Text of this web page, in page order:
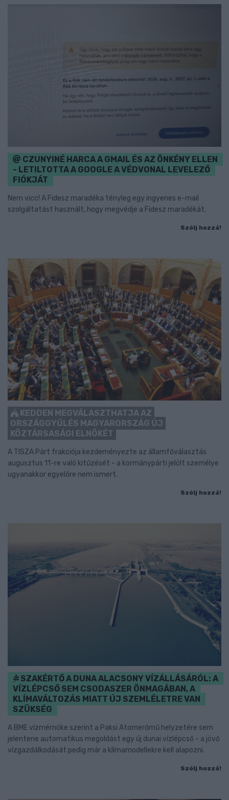
CZUNYINÉ HARCA A GMAIL ÉS AZ ÖNKÉNY ELLEN
- LETILTOTTA A GOOGLE A VÉDVONAL LEVELEZŐ
FIÓKJÁT
Nem vicc! A Fidesz maradéka tényleg egy ingyenes e-mail
szolgáltatást használt, hogy megvédje a Fidesz maradékát.
Szólj hozzá!
KEDDEN MEGVÁLASZTHATJA AZ
ORSZÁGGYŰLÉS MAGYARORSZÁG ÚJ
KÖZTÁRSASÁGI ELNÖKÉT
A TISZA Párt frakciója kezdeményezte az államfőválasztás
augusztus 11-re való kitűzését - a kormánypárti jelölt személye
ugyanakkor egyelőre nem ismert.
Szólj hozzá!
SZAKÉRTŐ A DUNA ALACSONY VÍZÁLLÁSÁRÓL: A
VÍZLÉPCSŐ SEM CSODASZER ÖNMAGÁBAN, A
KLÍMAVÁLTOZÁS MIATT ÚJ SZEMLÉLETRE VAN
SZÜKSÉG
A BME vízmérnöke szerint a Paksi Atomerőmű helyzetére sem
jelentene automatikus megoldást egy új dunai vízlépcső - a jövő
vízgazdálkodását pedig már a klímamodellekre kell alapozni.
Szólj hozzá!